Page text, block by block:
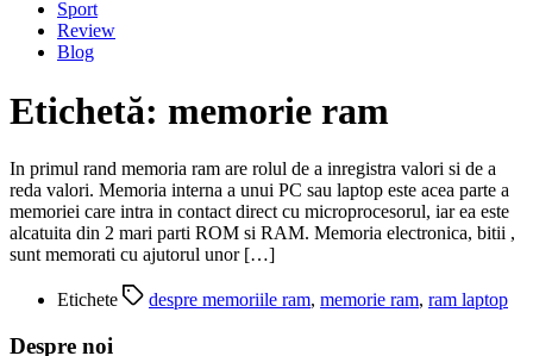
Sport
Review
Blog
Etichetă: memorie ram
In primul rand memoria ram are rolul de a inregistra valori si de a
reda valori. Memoria interna a unui PC sau laptop este acea parte a
memoriei care intra in contact direct cu microprocesorul, iar ea este
alcatuita din 2 mari parti ROM si RAM. Memoria electronica, bitii ,
sunt memorati cu ajutorul unor […]
Etichete despre memoriile ram, memorie ram, ram laptop
Despre noi